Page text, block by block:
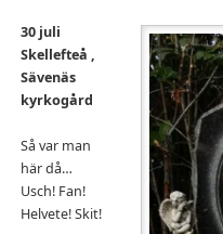
30 juli
Skellefteå ,
Sävenäs
kyrkogård
Så var man
här då…
Usch! Fan!
Helvete! Skit!